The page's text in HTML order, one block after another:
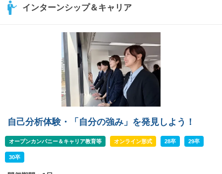
インターンシップ＆キャリア
自己分析体験・「自分の強み」を発見しよう！
オープンカンパニー＆キャリア教育等 オンライン形式 28卒 29卒
30卒